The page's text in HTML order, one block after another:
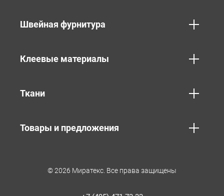
Швейная фурнитура
Клеевые материалы
Ткани
Товары и предложения
© 2026 Миратекс. Все права защищены